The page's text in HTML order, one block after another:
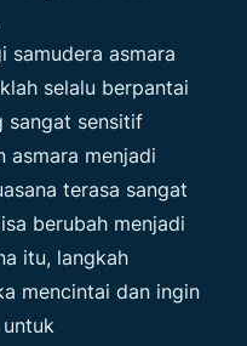
samudera asmara
selalu berpantai
sangat sensitif
asmara menjadi
terasa sangat
berubah menjadi
itu, langkah
mencintai dan ingin